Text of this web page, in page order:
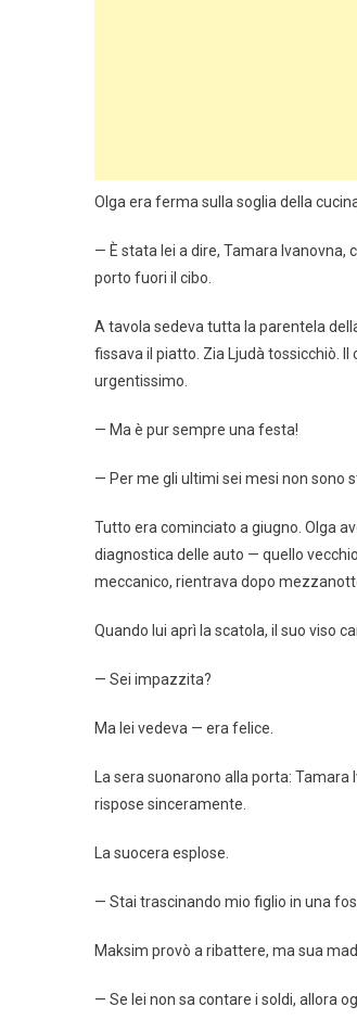
Olga era ferma sulla soglia della
— È stata lei a dire, Tamara Ivanovna,
porto fuori il cibo.
A tavola sedeva tutta la parentela
fissava il piatto. Zia Ljudà tossicchiò.
urgentissimo.
— Ma è pur sempre una festa!
— Per me gli ultimi sei mesi non sono
Tutto era cominciato a giugno. Olga
diagnostica delle auto — quello
meccanico, rientrava dopo
Quando lui aprì la scatola, il suo viso
— Sei impazzita?
Ma lei vedeva — era felice.
La sera suonarono alla porta:
rispose sinceramente.
La suocera esplose.
— Stai trascinando mio figlio in una
Maksim provò a ribattere, ma sua
— Se lei non sa contare i soldi, allora